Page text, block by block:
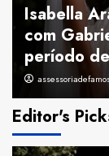
Isabella
com
período
Editor's